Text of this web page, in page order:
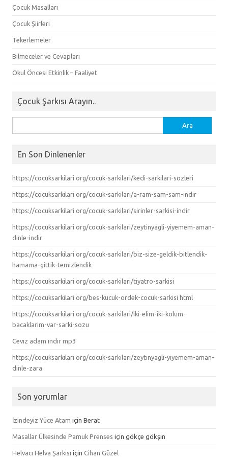
Çocuk Masalları
Çocuk Şiirleri
Tekerlemeler
Bilmeceler ve Cevapları
Okul Öncesi Etkinlik – Faaliyet
Çocuk Şarkısı Arayın..
En Son Dinlenenler
https://cocuksarkilari org/cocuk-sarkilari/kedi-sarkilari-sozleri
https://cocuksarkilari org/cocuk-sarkilari/a-ram-sam-sam-indir
https://cocuksarkilari org/cocuk-sarkilari/sirinler-sarkisi-indir
https://cocuksarkilari org/cocuk-sarkilari/zeytinyagli-yiyemem-aman-
dinle-indir
https://cocuksarkilari org/cocuk-sarkilari/biz-size-geldik-bitlendik-
hamama-gittik-temizlendik
https://cocuksarkilari org/cocuk-sarkilari/tiyatro-sarkisi
https://cocuksarkilari org/bes-kucuk-ordek-cocuk-sarkisi html
https://cocuksarkilari org/cocuk-sarkilari/iki-elim-iki-kolum-
bacaklarim-var-sarki-sozu
Cevız adam ındır mp3
https://cocuksarkilari org/cocuk-sarkilari/zeytinyagli-yiyemem-aman-
dinle-zara
Son yorumlar
İzindeyiz Yüce Atam için Berat
Masallar Ülkesinde Pamuk Prenses için gökçe gökşin
Helvacı Helva Şarkısı için Cihan Güzel